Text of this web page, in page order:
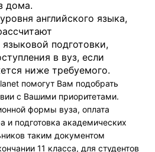
дома.
английского языка,
подготовки,
в вуз, если
ниже требуемого.
помогут Вам подобрать
с Вашими приоритетами.
формы вуза, оплата
и подготовка академических
таким документом
11 класса, для студентов